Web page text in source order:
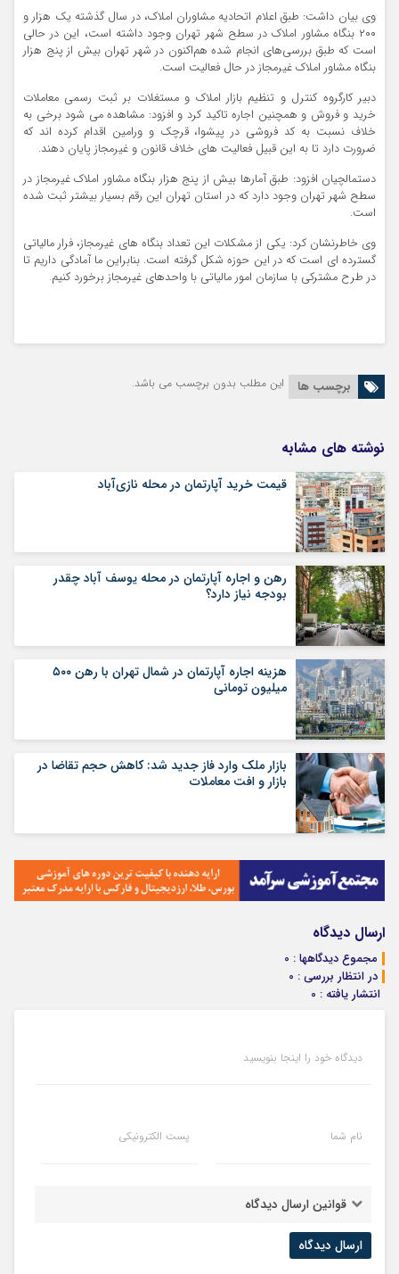
وی بیان داشت: طبق اعلام اتحادیه مشاوران املاک، در سال گذشته یک هزار و
۲۰۰ بنگاه مشاور املاک در سطح شهر تهران وجود داشته است، این در حالی
است که طبق بررسی‌های انجام شده هم‌اکنون در شهر تهران بیش از پنج هزار
بنگاه مشاور املاک غیرمجاز در حال فعالیت است.
دبیر کارگروه کنترل و تنظیم بازار املاک و مستغلات بر ثبت رسمی معاملات
خرید و فروش و همچنین اجاره تاکید کرد و افزود: مشاهده می شود برخی به
خلاف نسبت به کد فروشی در پیشوا، قرچک و ورامین اقدام کرده اند که
ضرورت دارد تا به این قبیل فعالیت های خلاف قانون و غیرمجاز پایان دهند.
دستمالچیان افزود: طبق آمارها بیش از پنج هزار بنگاه مشاور املاک غیرمجاز در
سطح شهر تهران وجود دارد که در استان تهران این رقم بسیار بیشتر ثبت شده
است.
وی خاطرنشان کرد: یکی از مشکلات این تعداد بنگاه های غیرمجاز، فرار مالیاتی
گسترده ای است که در این حوزه شکل گرفته است. بنابراین ما آمادگی داریم تا
در طرح مشترکی با سازمان امور مالیاتی با واحدهای غیرمجاز برخورد کنیم.
برچسب ها این مطلب بدون برچسب می باشد.
نوشته های مشابه
قیمت خرید آپارتمان در محله نازی‌آباد
رهن و اجاره آپارتمان در محله یوسف آباد چقدر
بودجه نیاز دارد؟
هزینه اجاره آپارتمان در شمال تهران با رهن ۵۰۰
میلیون تومانی
بازار ملک وارد فاز جدید شد: کاهش حجم تقاضا در
بازار و افت معاملات
ارسال دیدگاه
مجموع دیدگاهها : 0
در انتظار بررسی : 0
انتشار یافته : 0
دیدگاه خود را اینجا بنویسید
نام شما پست الکترونیکی
قوانین ارسال دیدگاه